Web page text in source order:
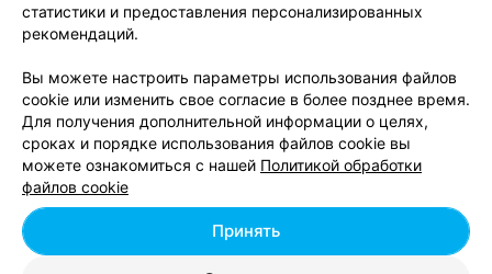
Пользовательское соглашение
Связаться по вопросам сотрудничества
Написать руководителю relax.by
Персональные настройки cookie
Обработка персональных данных
© 2026 ООО «Артокс Лаб», УНП 191700409, регистрирующий орган -
статистики и предоставления персонализированных
рекомендаций.
Вы можете настроить параметры использования файлов
cookie или изменить свое согласие в более позднее время.
Для получения дополнительной информации о целях,
сроках и порядке использования файлов cookie вы
можете ознакомиться с нашей Политикой обработки
файлов cookie
Принять